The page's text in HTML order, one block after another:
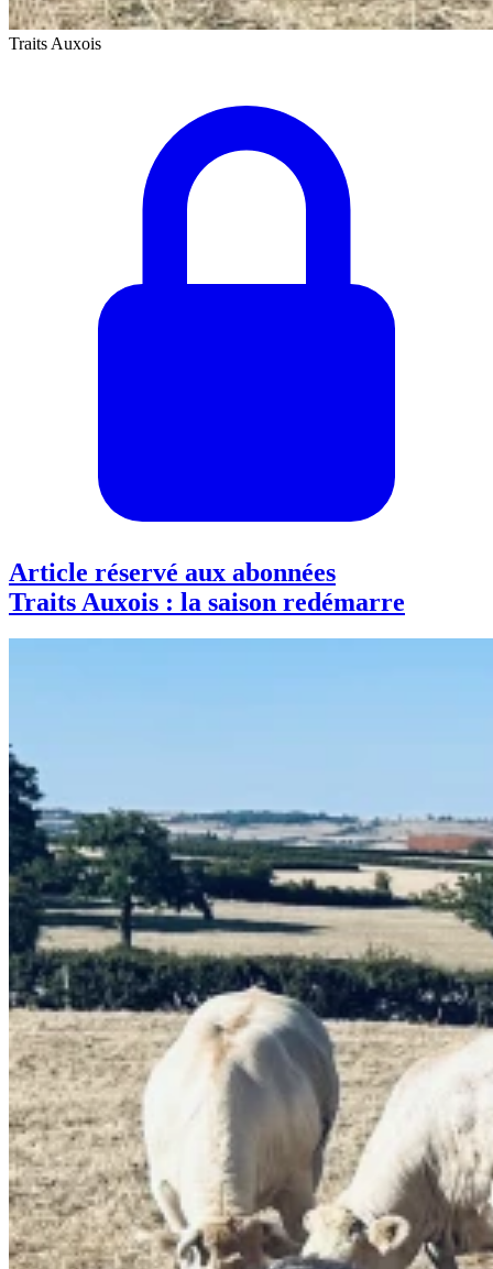
Traits Auxois
Article réservé aux abonnées
Traits Auxois : la saison redémarre